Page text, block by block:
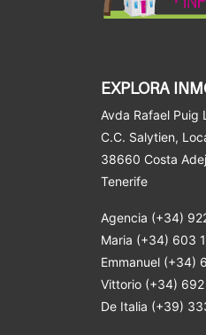
EXPLORA
Avda Rafael Puig
C.C. Salytien,
38660 Costa
Tenerife
Agencia (+34)
Maria (+34) 603
Emmanuel (+34)
Vittorio (+34)
De Italia (+39)